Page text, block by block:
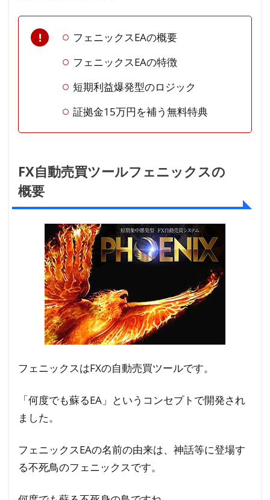
本
情
報
ール
ニッ
クス
の概
要
1.2
FX自
動売
買ツ
ール
フェ
ニッ
クス
徴
1.3
ール
フェ
フェニックスEAの概要
フェニックスEAの特徴
短期利益爆発型のロジック
証拠金15万円を補う無料特典
FX自動売買ツールフェニックスの
概要
フェニックスはFXの自動売買ツールです。
「何度でも蘇るEA」というコンセプトで開発され
ました。
フェニックスEAの名前の由来は、神話等に登場す
る不死鳥のフェニックスです。